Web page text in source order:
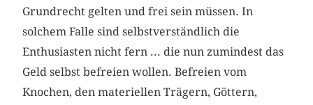
Grundrecht gelten und frei sein müssen. In
solchem Falle sind selbstverständlich die
Enthusiasten nicht fern ... die nun zumindest das
Geld selbst befreien wollen. Befreien vom
Knochen, den materiellen Trägern, Göttern,